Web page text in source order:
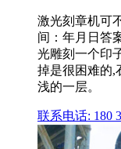
激光刻章机可
间：年月日答
光雕刻一个印
掉是很困难的,
浅的一层。
联系电话: 180